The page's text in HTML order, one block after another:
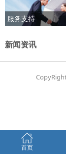
服务支持
新闻资讯
首页